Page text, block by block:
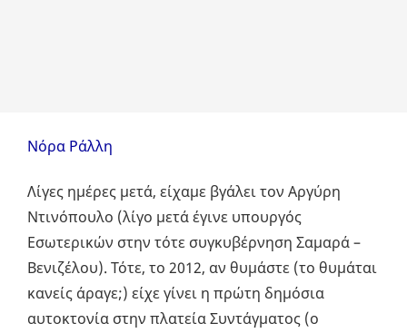
Νόρα Ράλλη
Λίγες ημέρες μετά, είχαμε βγάλει τον Αργύρη
Ντινόπουλο (λίγο μετά έγινε υπουργός
Εσωτερικών στην τότε συγκυβέρνηση Σαμαρά –
Βενιζέλου). Τότε, το 2012, αν θυμάστε (το θυμάται
κανείς άραγε;) είχε γίνει η πρώτη δημόσια
αυτοκτονία στην πλατεία Συντάγματος (ο